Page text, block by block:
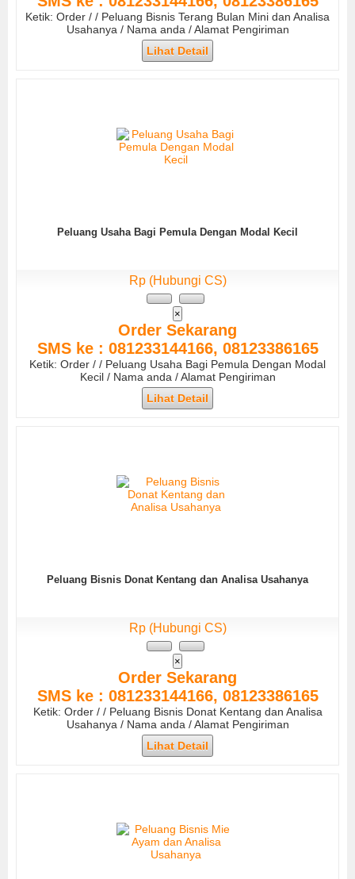
Ketik: Order / / Peluang Bisnis Terang Bulan Mini dan Analisa
Usahanya / Nama anda / Alamat Pengiriman
Lihat Detail
Peluang Usaha Bagi Pemula Dengan Modal Kecil
Rp (Hubungi CS)
×
Order Sekarang
SMS ke : 081233144166, 08123386165
Ketik: Order / / Peluang Usaha Bagi Pemula Dengan Modal
Kecil / Nama anda / Alamat Pengiriman
Lihat Detail
Peluang Bisnis Donat Kentang dan Analisa Usahanya
Rp (Hubungi CS)
×
Order Sekarang
SMS ke : 081233144166, 08123386165
Ketik: Order / / Peluang Bisnis Donat Kentang dan Analisa
Usahanya / Nama anda / Alamat Pengiriman
Lihat Detail